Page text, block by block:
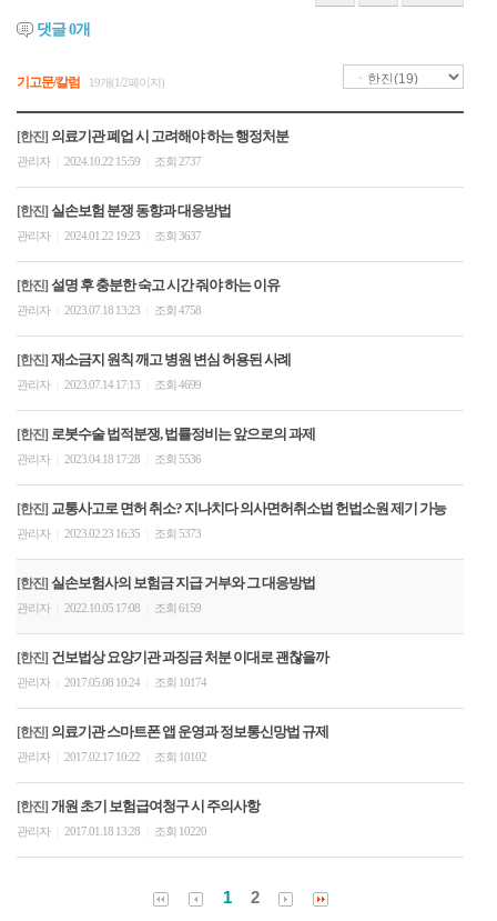
댓글0개
기고문/칼럼 19개(1/2페이지)
[한진] 의료기관 폐업 시 고려해야 하는 행정처분
관리자 2024.10.22 15:59 조회 2737
[한진] 실손보험 분쟁 동향과 대응방법
관리자 2024.01.22 19:23 조회 3637
[한진] 설명 후 충분한 숙고 시간 줘야 하는 이유
관리자 2023.07.18 13:23 조회 4758
[한진] 재소금지 원칙 깨고 병원 변심 허용된 사례
관리자 2023.07.14 17:13 조회 4699
[한진] 로봇수술 법적분쟁, 법률정비는 앞으로의 과제
관리자 2023.04.18 17:28 조회 5536
[한진] 교통사고로 면허 취소? 지나치다 의사면허취소법 헌법소원 제기 가능
관리자 2023.02.23 16:35 조회 5373
[한진] 실손보험사의 보험금 지급 거부와 그 대응방법
관리자 2022.10.05 17:08 조회 6159
[한진] 건보법상 요양기관 과징금 처분 이대로 괜찮을까
관리자 2017.05.08 10:24 조회 10174
[한진] 의료기관 스마트폰 앱 운영과 정보통신망법 규제
관리자 2017.02.17 10:22 조회 10102
[한진] 개원 초기 보험급여청구 시 주의사항
관리자 2017.01.18 13:28 조회 10220
1 2